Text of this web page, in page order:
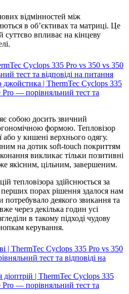
відмінностей між
в об’єктивах та матриці. Це
впливає на кінцеву
собою досить звичний
формою. Тепловізор
у кишені верхнього одягу.
на дотик soft-touch покриттям
викликає тільки позитивні
якісним, цільним, завершеним.
тепловізора здійснюється за
порах рішення здалося нам
потребувало деякого звикання та
через декілька годин усі
в такому підході чудову
керування.